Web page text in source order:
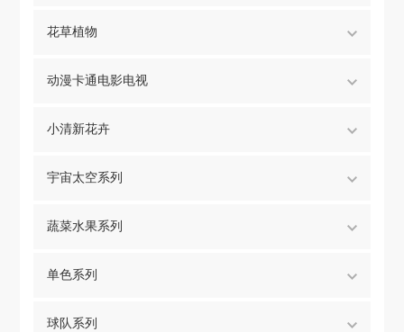
花草植物
动漫卡通电影电视
小清新花卉
宇宙太空系列
蔬菜水果系列
单色系列
球队系列